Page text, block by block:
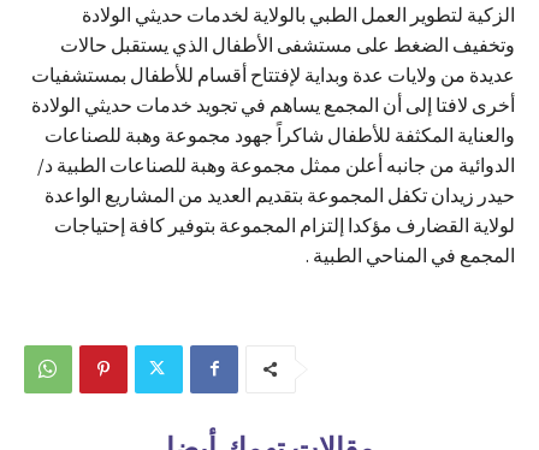
الزكية لتطوير العمل الطبي بالولاية لخدمات حديثي الولادة
وتخفيف الضغط على مستشفى الأطفال الذي يستقبل حالات
عديدة من ولايات عدة وبداية لإفتتاح أقسام للأطفال بمستشفيات
أخرى لافتا إلى أن المجمع يساهم في تجويد خدمات حديثي الولادة
والعناية المكثفة للأطفال شاكراً جهود مجموعة وهبة للصناعات
الدوائية من جانبه أعلن ممثل مجموعة وهبة للصناعات الطبية د/
حيدر زيدان تكفل المجموعة بتقديم العديد من المشاريع الواعدة
لولاية القضارف مؤكدا إلتزام المجموعة بتوفير كافة إحتياجات
المجمع في المناحي الطبية .